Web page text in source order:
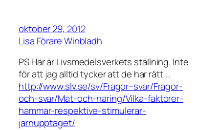
oktober 29, 2012
Lisa Förare Winbladh
PS Här är Livsmedelsverkets ställning. Inte
för att jag alltid tycker att de har rätt …
http://www.slv.se/sv/Fragor–svar/Fragor-
och-svar/Mat-och-naring/Vilka-faktorer-
hammar-respektive-stimulerar-
jarnupptaget/